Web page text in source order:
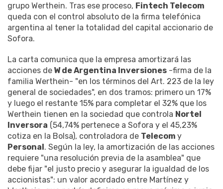
grupo Werthein. Tras ese proceso, Fintech Telecom
queda con el control absoluto de la firma telefónica
argentina al tener la totalidad del capital accionario de
Sofora.
La carta comunica que la empresa amortizará las
acciones de W de Argentina Inversiones -firma de la
familia Werthein- "en los términos del Art. 223 de la ley
general de sociedades", en dos tramos: primero un 17%
y luego el restante 15% para completar el 32% que los
Werthein tienen en la sociedad que controla Nortel
Inversora (54,74% pertenece a Sofora y el 45,23%
cotiza en la Bolsa), controladora de Telecom y
Personal. Según la ley, la amortización de las acciones
requiere "una resolución previa de la asamblea" que
debe fijar "el justo precio y asegurar la igualdad de los
accionistas": un valor acordado entre Martínez y